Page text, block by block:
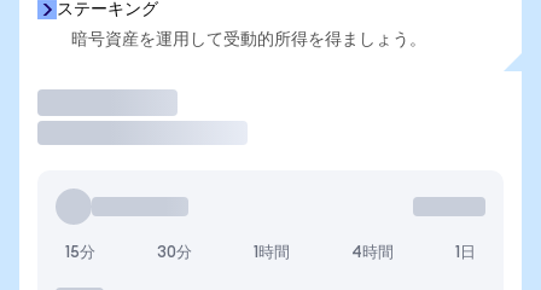
ステーキング
暗号資産を運用して受動的所得を得ましょう。
15分 30分 1時間 4時間 1日